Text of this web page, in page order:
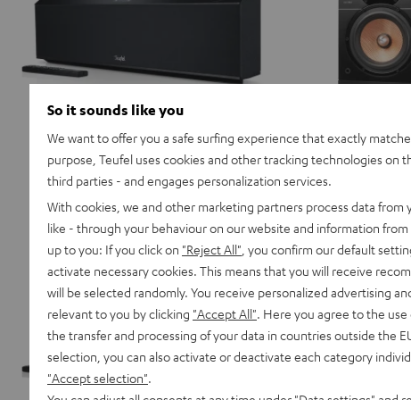
So it sounds like you
We want to offer you a safe surfing experience that exactly
purpose, Teufel uses cookies and other tracking technologies on
third parties - and engages personalization services.
With cookies, we and other marketing partners process data from
like - through your behaviour on our website and information
up to you: If you click on "Reject All" , you confirm our default
activate necessary cookies. This means that you will receive
will be selected randomly. You receive personalized advertising
relevant to you by clicking "Accept All" . Here you agree to the
the transfer and processing of your data in countries outside the
selection, you can also activate or deactivate each category
"Accept selection"